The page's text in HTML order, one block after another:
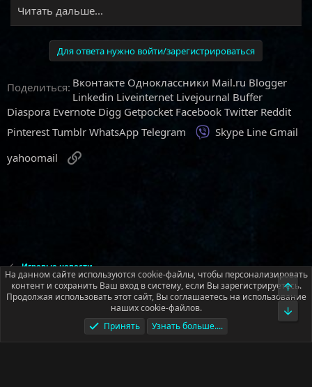
Читать дальше...
Для ответа нужно войти/зарегистрироваться
Поделиться: Вконтакте Одноклассники Mail.ru Blogger
Linkedin Liveinternet Livejournal Buffer
Diaspora Evernote Digg Getpocket Facebook Twitter Reddit
Pinterest Tumblr WhatsApp Telegram Viber
Skype Line Gmail
yahoomail
Игровые новости
Русский (RU)
Условия и правила
Политика конфиденциальности
Помощь
На данном сайте используются cookie-файлы, чтобы персонализировать
контент и сохранить Ваш вход в систему, если Вы зарегистрируетесь.
Продолжая использовать этот сайт, Вы соглашаетесь на использование
наших cookie-файлов.
Принять
Узнать больше....
Верх
Низ